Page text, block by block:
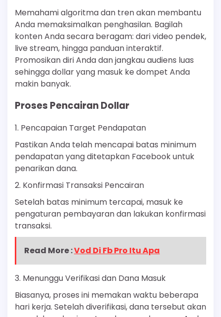
Memahami algoritma dan tren akan membantu
Anda memaksimalkan penghasilan. Bagilah
konten Anda secara beragam: dari video pendek,
live stream, hingga panduan interaktif.
Promosikan diri Anda dan jangkau audiens luas
sehingga dollar yang masuk ke dompet Anda
makin banyak.
Proses Pencairan Dollar
1. Pencapaian Target Pendapatan
Pastikan Anda telah mencapai batas minimum
pendapatan yang ditetapkan Facebook untuk
penarikan dana.
2. Konfirmasi Transaksi Pencairan
Setelah batas minimum tercapai, masuk ke
pengaturan pembayaran dan lakukan konfirmasi
transaksi.
Read More :Vod Di Fb Pro Itu Apa
3. Menunggu Verifikasi dan Dana Masuk
Biasanya, proses ini memakan waktu beberapa
hari kerja. Setelah diverifikasi, dana tersebut akan